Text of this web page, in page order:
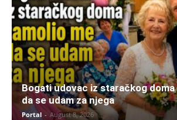
Bogati udovac iz staračkog doma
da se udam za njega
Portal - August 8, 2026